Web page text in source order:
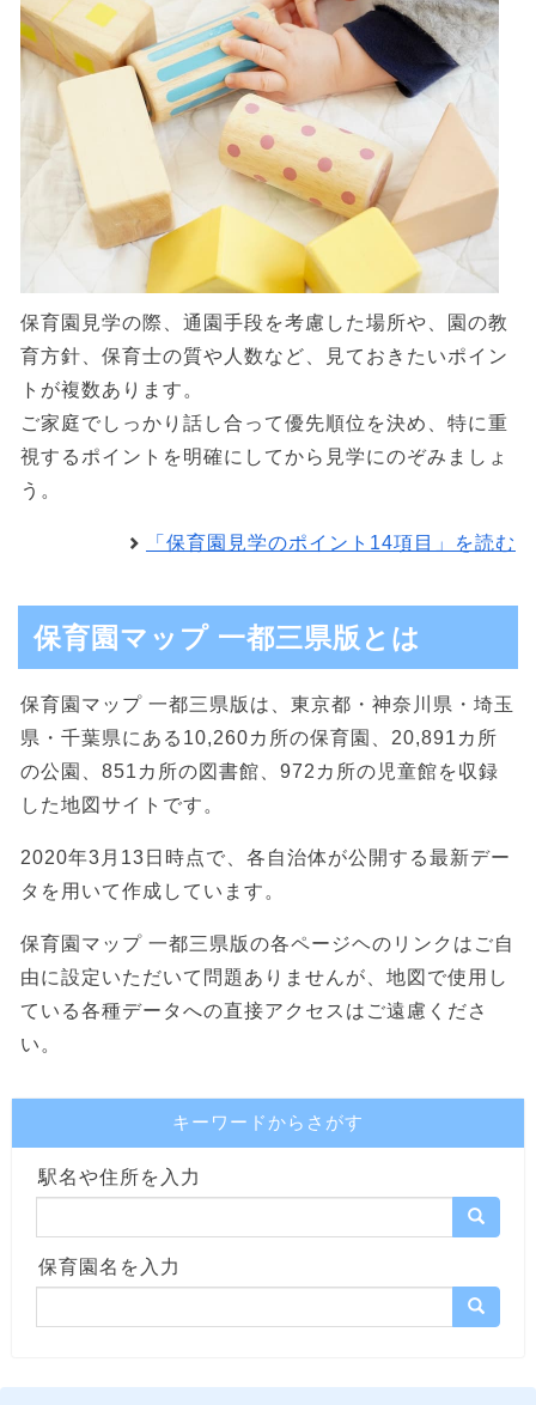
保育園見学の際、通園手段を考慮した場所や、園の教
育方針、保育士の質や人数など、見ておきたいポイン
トが複数あります。
ご家庭でしっかり話し合って優先順位を決め、特に重
視するポイントを明確にしてから見学にのぞみましょ
う。
「保育園見学のポイント14項目」を読む
保育園マップ 一都三県版とは
保育園マップ 一都三県版は、東京都・神奈川県・埼玉
県・千葉県にある10,260カ所の保育園、20,891カ所
の公園、851カ所の図書館、972カ所の児童館を収録
した地図サイトです。
2020年3月13日時点で、各自治体が公開する最新デー
タを用いて作成しています。
保育園マップ 一都三県版の各ページヘのリンクはご自
由に設定いただいて問題ありませんが、地図で使用し
ている各種データへの直接アクセスはご遠慮くださ
い。
キーワードからさがす
駅名や住所を入力
保育園名を入力